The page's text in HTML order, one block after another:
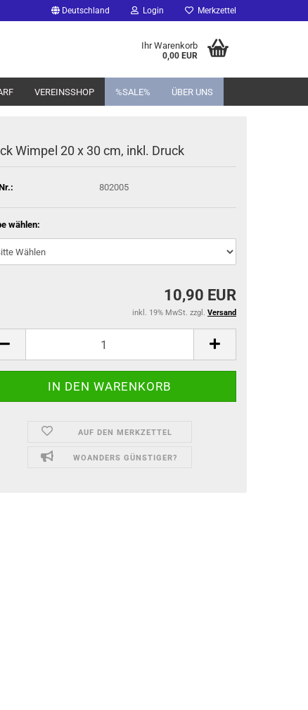
Deutschland Login Merkzettel
Ihr Warenkorb
0,00 EUR
VEREINSSHOP %SALE% ÜBER UNS
Wimpel 20 x 30 cm, inkl. Druck
802005
wählen:
10,90 EUR
inkl. 19% MwSt. zzgl. Versand
AUF DEN MERKZETTEL
WOANDERS GÜNSTIGER?